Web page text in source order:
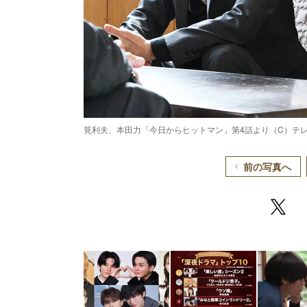
筧利夫、本田力「今日からヒットマン」第4話より（C）テ
前の写真へ